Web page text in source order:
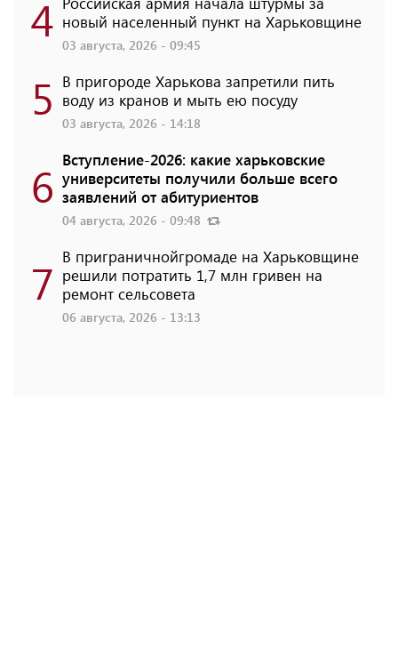
4 новый населенный пункт на Харьковщине
03 августа, 2026 - 09:45
5 В пригороде Харькова запретили пить
воду из кранов и мыть ею посуду
03 августа, 2026 - 14:18
6 Вступление-2026: какие харьковские
университеты получили больше всего
заявлений от абитуриентов
04 августа, 2026 - 09:48
7 В приграничнойгромаде на Харьковщине
решили потратить 1,7 млн ​​гривен на
ремонт сельсовета
06 августа, 2026 - 13:13